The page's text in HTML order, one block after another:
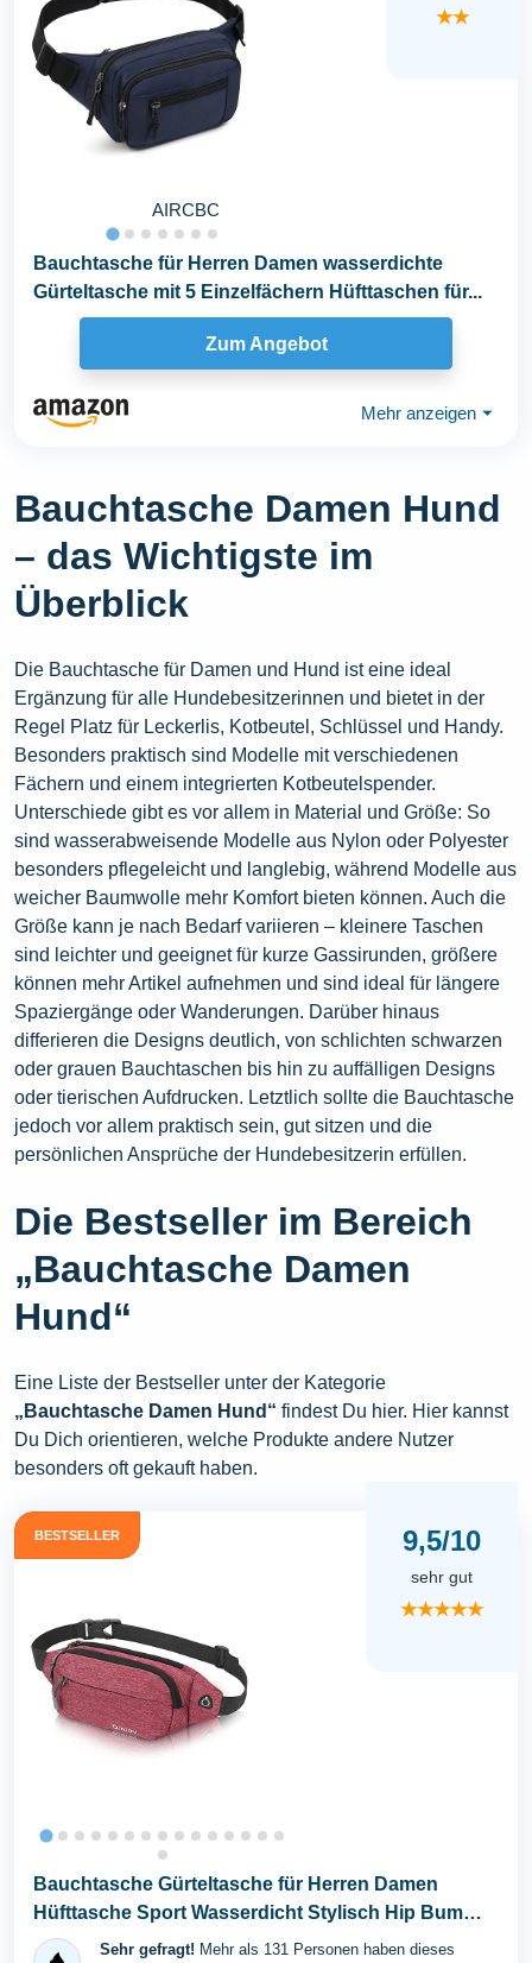
AIRCBC
★★
Bauchtasche für Herren Damen wasserdichte
Gürteltasche mit 5 Einzelfächern Hüfttaschen für...
Zum Angebot
Mehr anzeigen ⏷
Bauchtasche Damen Hund
– das Wichtigste im
Überblick
Die Bauchtasche für Damen und Hund ist eine ideal
Ergänzung für alle Hundebesitzerinnen und bietet in der
Regel Platz für Leckerlis, Kotbeutel, Schlüssel und Handy.
Besonders praktisch sind Modelle mit verschiedenen
Fächern und einem integrierten Kotbeutelspender.
Unterschiede gibt es vor allem in Material und Größe: So
sind wasserabweisende Modelle aus Nylon oder Polyester
besonders pflegeleicht und langlebig, während Modelle aus
weicher Baumwolle mehr Komfort bieten können. Auch die
Größe kann je nach Bedarf variieren – kleinere Taschen
sind leichter und geeignet für kurze Gassirunden, größere
können mehr Artikel aufnehmen und sind ideal für längere
Spaziergänge oder Wanderungen. Darüber hinaus
differieren die Designs deutlich, von schlichten schwarzen
oder grauen Bauchtaschen bis hin zu auffälligen Designs
oder tierischen Aufdrucken. Letztlich sollte die Bauchtasche
jedoch vor allem praktisch sein, gut sitzen und die
persönlichen Ansprüche der Hundebesitzerin erfüllen.
Die Bestseller im Bereich
„Bauchtasche Damen
Hund“
Eine Liste der Bestseller unter der Kategorie
„Bauchtasche Damen Hund“ findest Du hier. Hier kannst
Du Dich orientieren, welche Produkte andere Nutzer
besonders oft gekauft haben.
BESTSELLER 9,5/10
sehr gut
★★★★★
Bauchtasche Gürteltasche für Herren Damen
Hüfttasche Sport Wasserdicht Stylisch Hip Bum
Waist...
Sehr gefragt! Mehr als 131 Personen haben dieses